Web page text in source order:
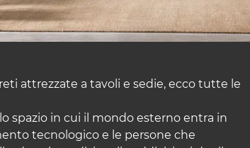
attrezzate a tavoli e sedie, ecco tutte le
spazio in cui il mondo esterno entra in
tecnologico e le persone che